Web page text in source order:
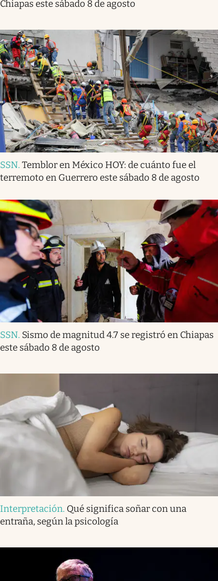
Chiapas este sábado 8 de agosto
SSN. Temblor en México HOY: de cuánto fue el
terremoto en Guerrero este sábado 8 de agosto
SSN. Sismo de magnitud 4.7 se registró en Chiapas
este sábado 8 de agosto
Interpretación. Qué significa soñar con una
entraña, según la psicología